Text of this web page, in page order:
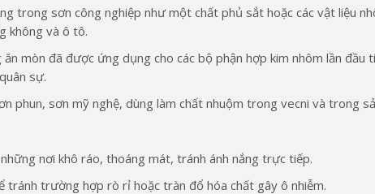
trong sơn công nghiệp như một chất phủ sắt hoặc các vật liệu
không và ô tô.
mòn đã được ứng dụng cho các bộ phận hợp kim nhôm lần đầu
sự.
phun, sơn mỹ nghệ, dùng làm chất nhuộm trong vecni và trong
nơi khô ráo, thoáng mát, tránh ánh nắng trực tiếp.
tránh trường hợp rò rỉ hoặc tràn đổ hóa chất gây ô nhiễm.